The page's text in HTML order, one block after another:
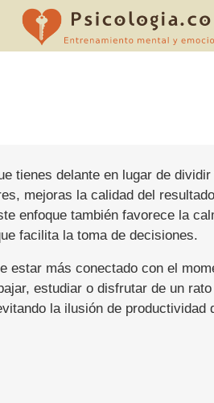
tienes delante en lugar de
mejoras la calidad del
enfoque también favorece la
facilita la toma de decisiones.
estar más conectado con el
estudiar o disfrutar de un
la ilusión de productividad